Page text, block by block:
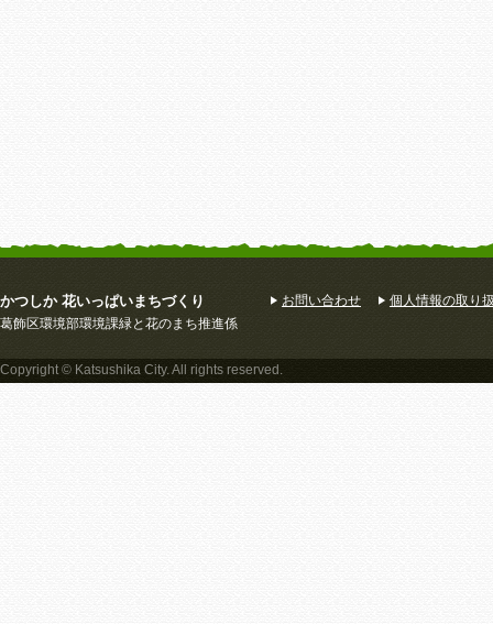
かつしか 花いっぱいまちづくり
葛飾区環境部環境課緑と花のまち推進係
お問い合わせ 個人情報の取り
Copyright © Katsushika City. All rights reserved.